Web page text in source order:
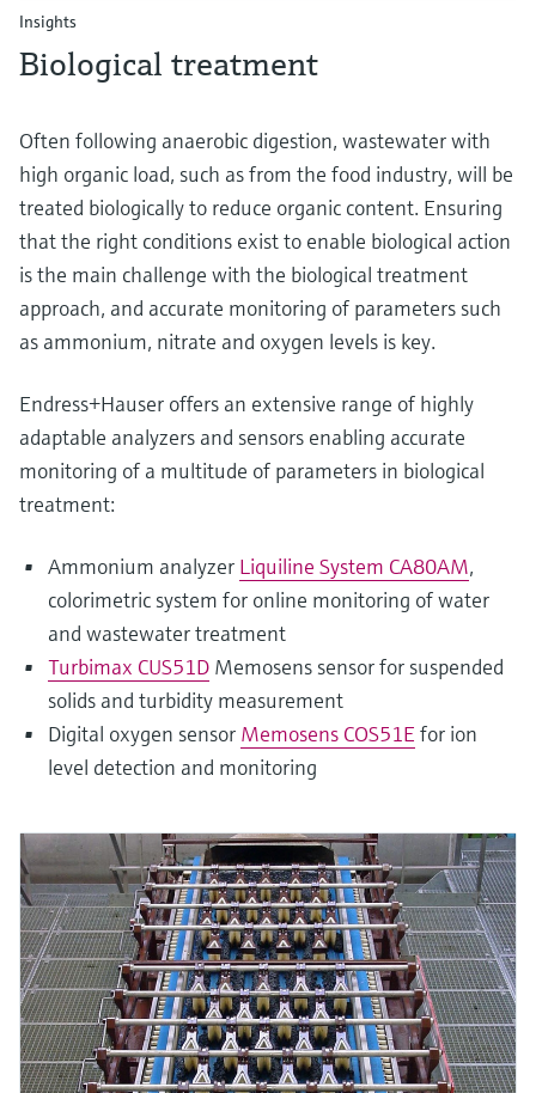
Insights
Biological treatment
Often following anaerobic digestion, wastewater with
high organic load, such as from the food industry, will be
treated biologically to reduce organic content. Ensuring
that the right conditions exist to enable biological action
is the main challenge with the biological treatment
approach, and accurate monitoring of parameters such
as ammonium, nitrate and oxygen levels is key.
Endress+Hauser offers an extensive range of highly
adaptable analyzers and sensors enabling accurate
monitoring of a multitude of parameters in biological
treatment:
Ammonium analyzer Liquiline System CA80AM,
colorimetric system for online monitoring of water
and wastewater treatment
Turbimax CUS51D Memosens sensor for suspended
solids and turbidity measurement
Digital oxygen sensor Memosens COS51E for ion
level detection and monitoring